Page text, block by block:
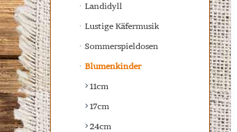
Landidyll
Lustige Käfermusik
Sommerspieldosen
Blumenkinder
11cm
17cm
24cm